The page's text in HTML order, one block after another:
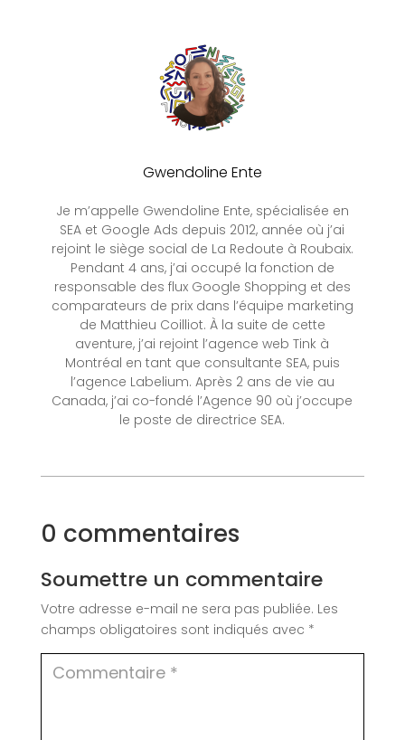
Gwendoline Ente
Je m’appelle Gwendoline Ente, spécialisée en
SEA et Google Ads depuis 2012, année où j’ai
rejoint le siège social de La Redoute à Roubaix.
Pendant 4 ans, j’ai occupé la fonction de
responsable des flux Google Shopping et des
comparateurs de prix dans l’équipe marketing
de Matthieu Coilliot. À la suite de cette
aventure, j’ai rejoint l’agence web Tink à
Montréal en tant que consultante SEA, puis
l’agence Labelium. Après 2 ans de vie au
Canada, j’ai co-fondé l’Agence 90 où j’occupe
le poste de directrice SEA.
0 commentaires
Soumettre un commentaire
Votre adresse e-mail ne sera pas publiée. Les
champs obligatoires sont indiqués avec *